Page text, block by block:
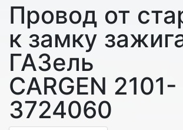
Провод от
к замку
ГАЗель
CARGEN 2101-
3724060